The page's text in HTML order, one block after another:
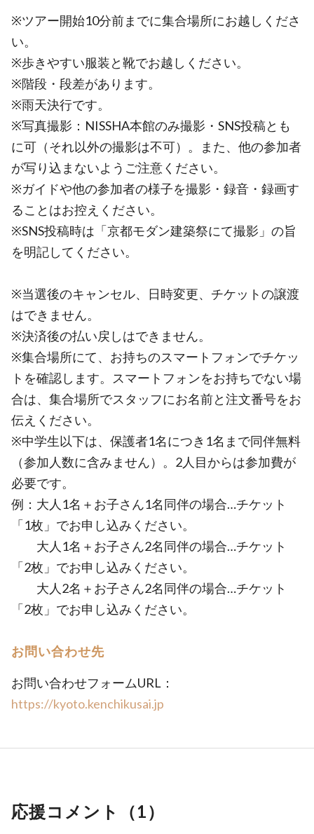
※ツアー開始10分前までに集合場所にお越しくださ
い。
※歩きやすい服装と靴でお越しください。
※階段・段差があります。
※雨天決行です。
※写真撮影：NISSHA本館のみ撮影・SNS投稿とも
に可（それ以外の撮影は不可）。また、他の参加者
が写り込まないようご注意ください。
※ガイドや他の参加者の様子を撮影・録音・録画す
ることはお控えください。
※SNS投稿時は「京都モダン建築祭にて撮影」の旨
を明記してください。
※当選後のキャンセル、日時変更、チケットの譲渡
はできません。
※決済後の払い戻しはできません。
※集合場所にて、お持ちのスマートフォンでチケッ
トを確認します。スマートフォンをお持ちでない場
合は、集合場所でスタッフにお名前と注文番号をお
伝えください。
※中学生以下は、保護者1名につき1名まで同伴無料
（参加人数に含みません）。2人目からは参加費が
必要です。
例：大人1名＋お子さん1名同伴の場合…チケット
「1枚」でお申し込みください。
大人1名＋お子さん2名同伴の場合…チケット
「2枚」でお申し込みください。
大人2名＋お子さん2名同伴の場合…チケット
「2枚」でお申し込みください。
お問い合わせ先
お問い合わせフォームURL：
https://kyoto.kenchikusai.jp
応援コメント（1）